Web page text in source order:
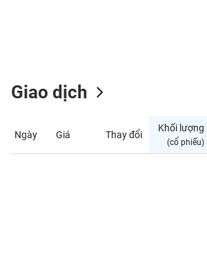
Giao dịch
Ngày Giá Thay đổi
Khối lượng
(cổ phiếu)
CÁ
NHÂN